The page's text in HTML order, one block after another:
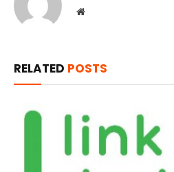
Website
RELATED POSTS